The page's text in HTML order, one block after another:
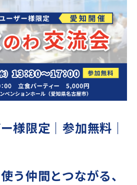
様限定｜参加無料｜
う仲間とつながる、